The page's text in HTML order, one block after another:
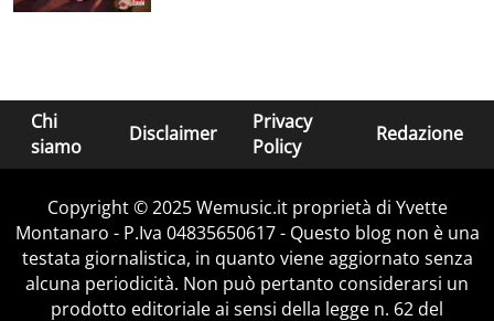
Chi
siamo
Disclaimer
Privacy
Policy
Redazione
Copyright © 2025 Wemusic.it proprietà di Yvette
Montanaro - P.Iva 04835650617 - Questo blog non è una
testata giornalistica, in quanto viene aggiornato senza
alcuna periodicità. Non può pertanto considerarsi un
prodotto editoriale ai sensi della legge n. 62 del